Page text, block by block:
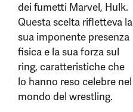
dei fumetti Marvel, Hulk.
Questa scelta rifletteva la
sua imponente presenza
fisica e la sua forza sul
ring, caratteristiche che
lo hanno reso celebre nel
mondo del wrestling.